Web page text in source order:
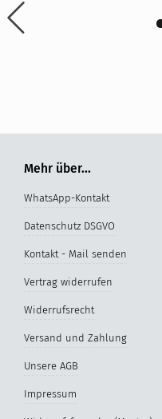
Mehr über...
WhatsApp-Kontakt
Datenschutz DSGVO
Kontakt - Mail senden
Vertrag widerrufen
Widerrufsrecht
Versand und Zahlung
Unsere AGB
Impressum